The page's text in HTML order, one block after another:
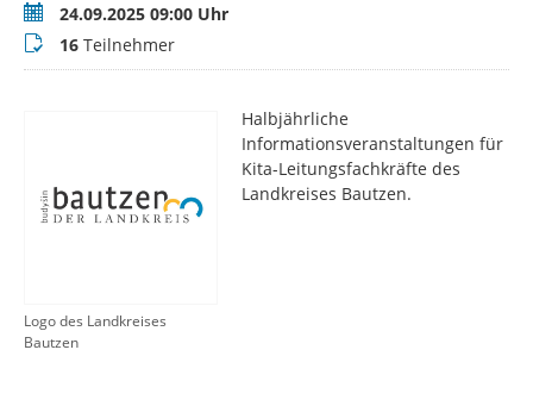
Termin24.09.2025 09:00 Uhr
Teilnehmer
16 Teilnehmer
Logo des Landkreises
Bautzen
Halbjährliche
Informationsveranstaltungen für
Kita-Leitungsfachkräfte des
Landkreises Bautzen.